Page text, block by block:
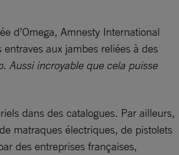
d’Omega, Amnesty International
aux jambes reliées à des
Aussi incroyable que cela puisse
dans des catalogues. Par ailleurs,
matraques électriques, de pistolets
des entreprises françaises,